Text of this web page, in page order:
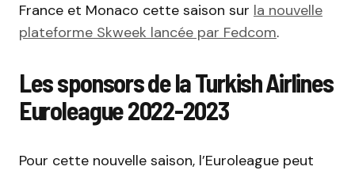
France et Monaco cette saison sur la nouvelle
plateforme Skweek lancée par Fedcom.
Les sponsors de la Turkish Airlines
Euroleague 2022-2023
Pour cette nouvelle saison, l’Euroleague peut